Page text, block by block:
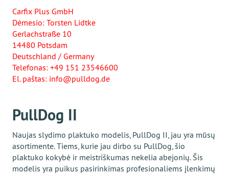
Carfix Plus GmbH
Dėmesio: Torsten Lidtke
Gerlachstraße 10
14480 Potsdam
Deutschland / Germany
Telefonas: +49 151 23546600
El. paštas: info@pulldog.de
PullDog II
Naujas slydimo plaktuko modelis, PullDog II, jau yra mūsų
asortimente. Tiems, kurie jau dirbo su PullDog, šio
plaktuko kokybė ir meistriškumas nekelia abejonių. Šis
modelis yra puikus pasirinkimas profesionaliems įlenkimų